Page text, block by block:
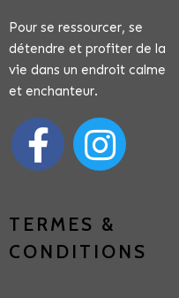
Pour se ressourcer, se
détendre et profiter de la
vie dans un endroit calme
et enchanteur.
TERMES &
CONDITIONS